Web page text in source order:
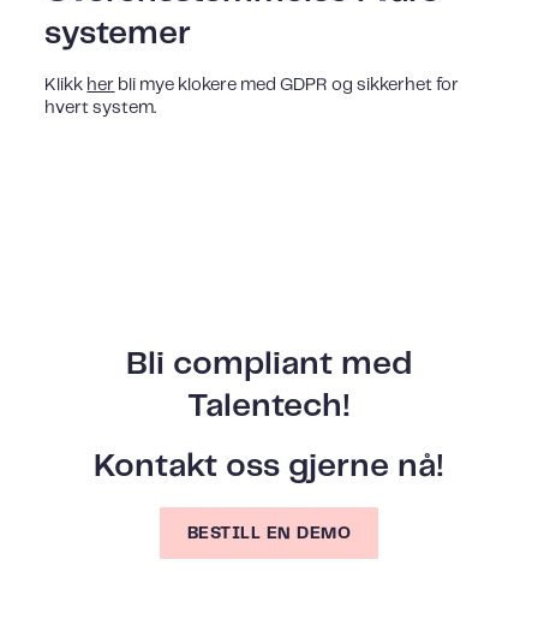
systemer
Klikk her bli mye klokere med GDPR og sikkerhet for
hvert system.
Bli compliant med
Talentech!
Kontakt oss gjerne nå!
BESTILL EN DEMO